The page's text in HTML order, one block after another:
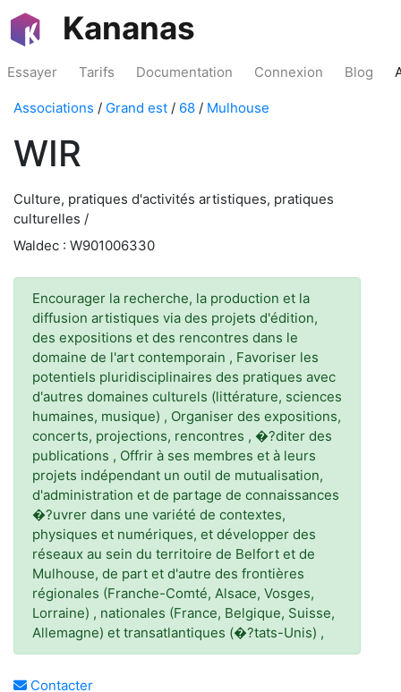
Kananas
Essayer Tarifs Documentation Connexion Blog
Associations / Grand est / 68 / Mulhouse
WIR
Culture, pratiques d'activités artistiques, pratiques
culturelles /
Waldec : W901006330
Encourager la recherche, la production et la
diffusion artistiques via des projets d'édition,
des expositions et des rencontres dans le
domaine de l'art contemporain , Favoriser les
potentiels pluridisciplinaires des pratiques avec
d'autres domaines culturels (littérature, sciences
humaines, musique) , Organiser des expositions,
concerts, projections, rencontres , �?diter des
publications , Offrir à ses membres et à leurs
projets indépendant un outil de mutualisation,
d'administration et de partage de connaissances
�?uvrer dans une variété de contextes,
physiques et numériques, et développer des
réseaux au sein du territoire de Belfort et de
Mulhouse, de part et d'autre des frontières
régionales (Franche-Comté, Alsace, Vosges,
Lorraine) , nationales (France, Belgique, Suisse,
Allemagne) et transatlantiques (�?tats-Unis) ,
Contacter